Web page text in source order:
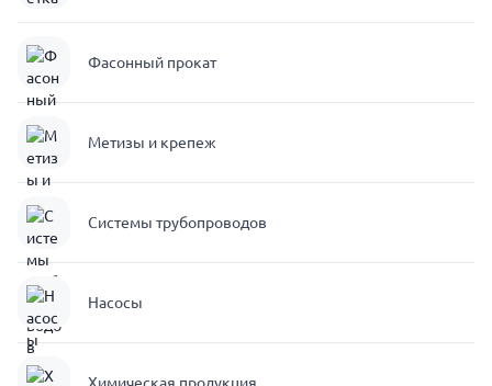
Фасонный прокат
Метизы и крепеж
Системы трубопроводов
Насосы